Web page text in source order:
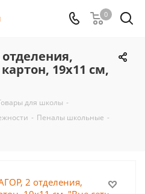
0
19х11 см,
для школы -
- Пеналы школьные -